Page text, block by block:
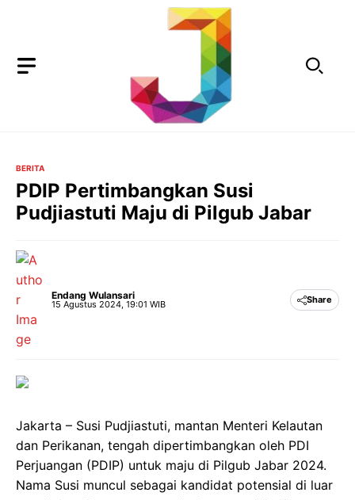
BERITA
PDIP Pertimbangkan Susi
Pudjiastuti Maju di Pilgub Jabar
Endang Wulansari
15 Agustus 2024, 19:01 WIB Share
Jakarta – Susi Pudjiastuti, mantan Menteri Kelautan
dan Perikanan, tengah dipertimbangkan oleh PDI
Perjuangan (PDIP) untuk maju di Pilgub Jabar 2024.
Nama Susi muncul sebagai kandidat potensial di luar